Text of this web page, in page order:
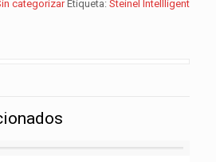
categorizar Etiqueta: Steinel Intellligent